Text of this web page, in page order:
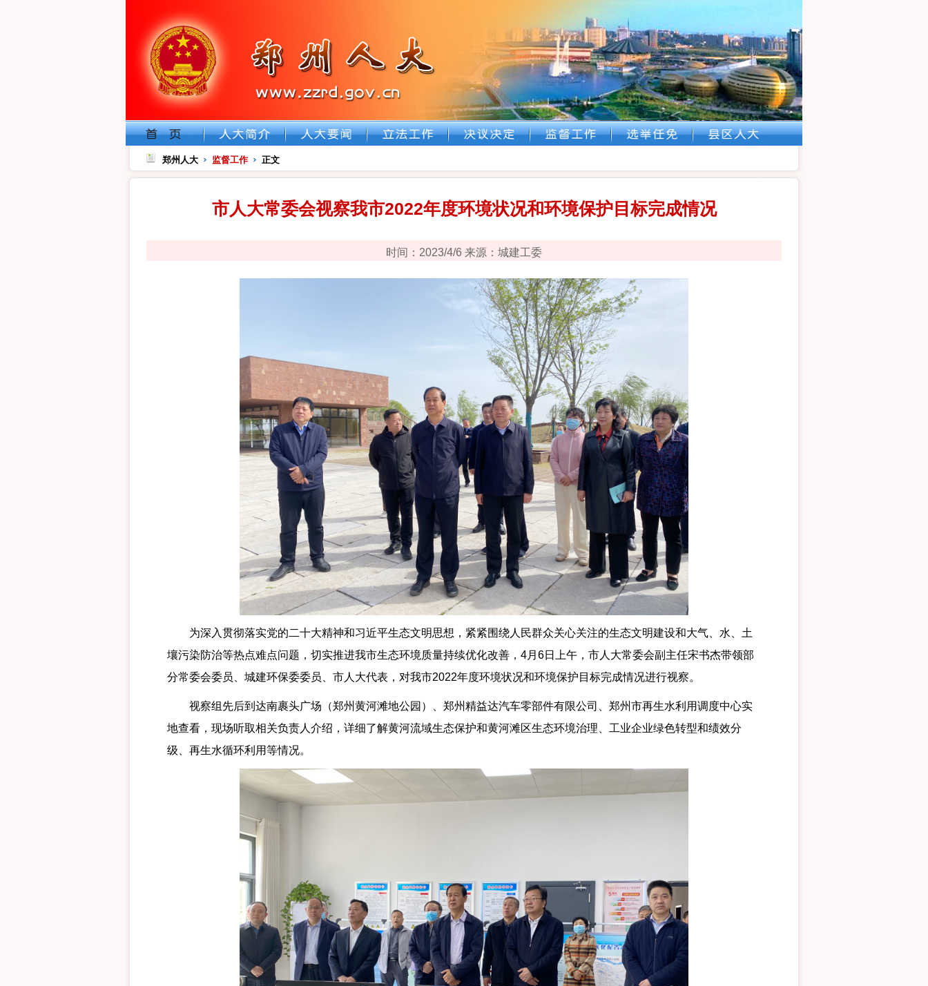
郑州人大 监督工作 正文
市人大常委会视察我市2022年度环境状况和环境保护目标完成情况
时间：2023/4/6 来源：城建工委
为深入贯彻落实党的二十大精神和习近平生态文明思想，紧紧围绕人民群众关心关注的生态文明建设和大气、水、土
壤污染防治等热点难点问题，切实推进我市生态环境质量持续优化改善，4月6日上午，市人大常委会副主任宋书杰带领部
分常委会委员、城建环保委委员、市人大代表，对我市2022年度环境状况和环境保护目标完成情况进行视察。
视察组先后到达南裹头广场（郑州黄河滩地公园）、郑州精益达汽车零部件有限公司、郑州市再生水利用调度中心实
地查看，现场听取相关负责人介绍，详细了解黄河流域生态保护和黄河滩区生态环境治理、工业企业绿色转型和绩效分
级、再生水循环利用等情况。